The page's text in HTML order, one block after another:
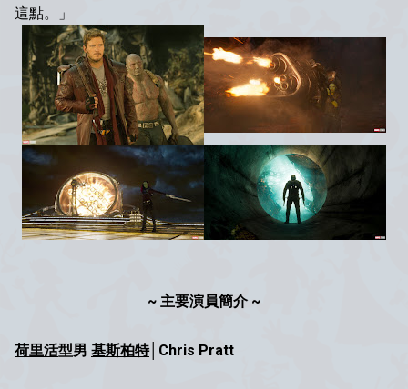
這點。」
~ 主要演員簡介 ~
荷里活型男 基斯柏特│Chris Pratt